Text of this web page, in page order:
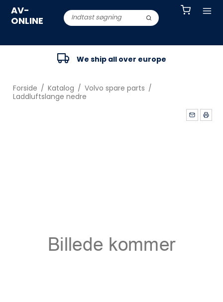
AV-
ONLINE
We ship all over europe
Forside / Katalog / Volvo spare parts /
Laddluftslange nedre